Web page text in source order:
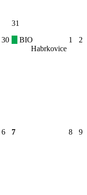
30
31
BIO
Habrkovice
1 2
6 7 8 9